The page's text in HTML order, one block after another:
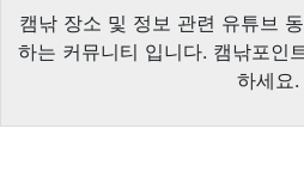
캠낚 장소 및 정보 관련 유튜브
하는 커뮤니티 입니다. 캠낚포인
하세요.